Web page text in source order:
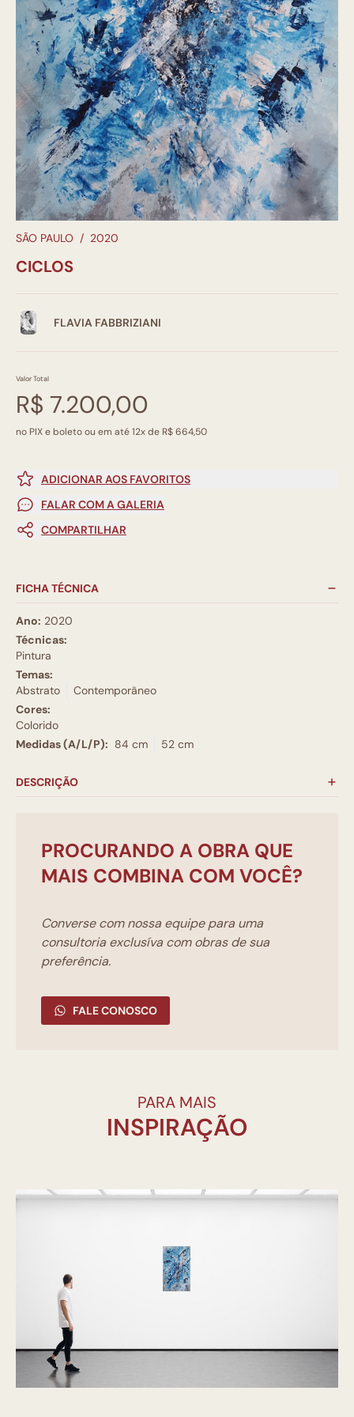
SÃO PAULO / 2020
CICLOS
FLAVIA FABBRIZIANI
Valor Total
R$ 7.200,00
no PIX e boleto ou em até 12x de R$ 664,50
ADICIONAR AOS FAVORITOS
FALAR COM A GALERIA
COMPARTILHAR
FICHA TÉCNICA
Ano: 2020
Técnicas:
Pintura
Temas:
Abstrato
Contemporâneo
Cores:
Colorido
Medidas (A/L/P): 84 cm 52 cm
DESCRIÇÃO
PROCURANDO A OBRA QUE
MAIS COMBINA COM VOCÊ?
Converse com nossa equipe para uma
consultoria exclusíva com obras de sua
preferência.
FALE CONOSCO
PARA MAIS
INSPIRAÇÃO